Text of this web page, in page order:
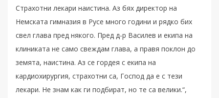
Страхотни лекари наистина. Аз бях директор на
Немската гимназия в Русе много години и рядко бих
свел глава пред някого. Пред д-р Василев и екипа на
клиниката не само свеждам глава, а правя поклон до
земята, наистина. Аз се гордея с екипа на
кардиохирургия, страхотни са, Господ да е с тези
лекари. Не знам как ги подбират, но те са велики.“,